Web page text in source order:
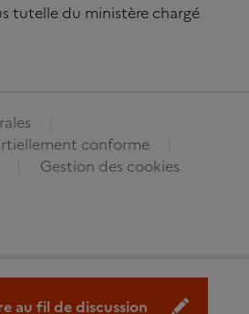
au fil de discussion
tutelle du ministère chargé
conforme
Gestion des cookies